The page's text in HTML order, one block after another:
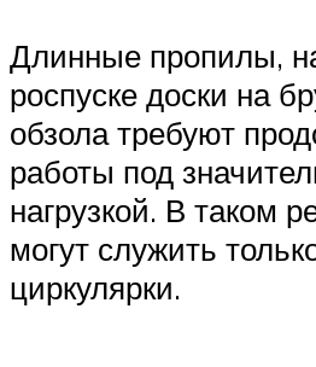
Длинные пропилы,
роспуске доски на
обзола требуют
работы под
нагрузкой. В таком
могут служить
циркулярки.